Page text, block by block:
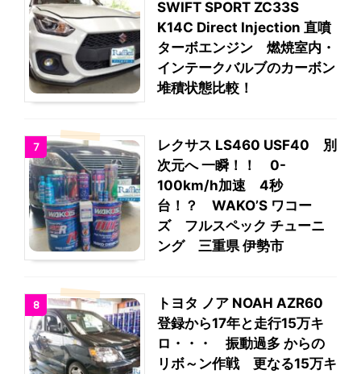
SWIFT SPORT ZC33S
K14C Direct Injection 直噴
ターボエンジン 燃焼室内・
インテークバルブのカーボン
堆積状態比較！
7
レクサス LS460 USF40 別
次元へ 一瞬！！ 0-
100km/h加速 4秒
台！？ WAKO’S ワコー
ズ フルスペック チューニ
ング 三重県 伊勢市
8
トヨタ ノア NOAH AZR60
登録から17年と走行15万キ
ロ・・・ 振動過多 からの
リボ～ン作戦 更なる15万キ